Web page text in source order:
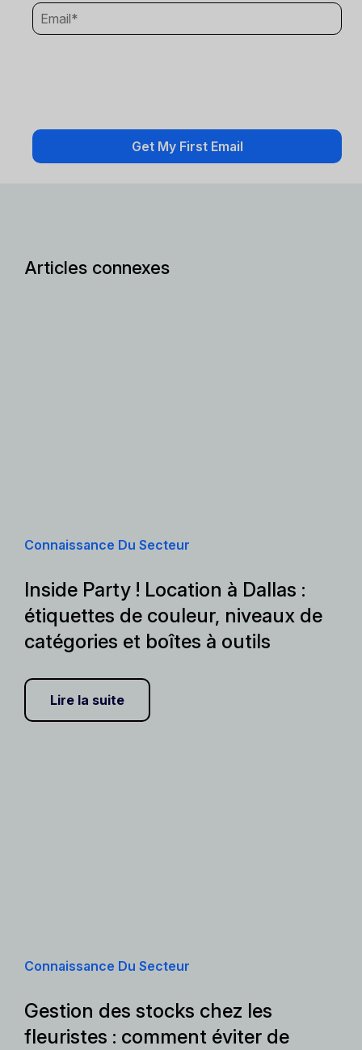
Articles connexes
Connaissance Du Secteur
Inside Party ! Location à Dallas :
étiquettes de couleur, niveaux de
catégories et boîtes à outils
Lire la suite
Connaissance Du Secteur
Gestion des stocks chez les
fleuristes : comment éviter de